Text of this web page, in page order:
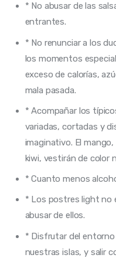
* No abusar de las
entrantes.
* No renunciar a los
los momentos
exceso de calorías,
mala pasada.
* Acompañar los
variadas, cortadas y
imaginativo. El
kiwi, vestirán de color
* Cuanto menos
* Los postres light no
abusar de ellos.
* Disfrutar del
nuestras islas, y salir